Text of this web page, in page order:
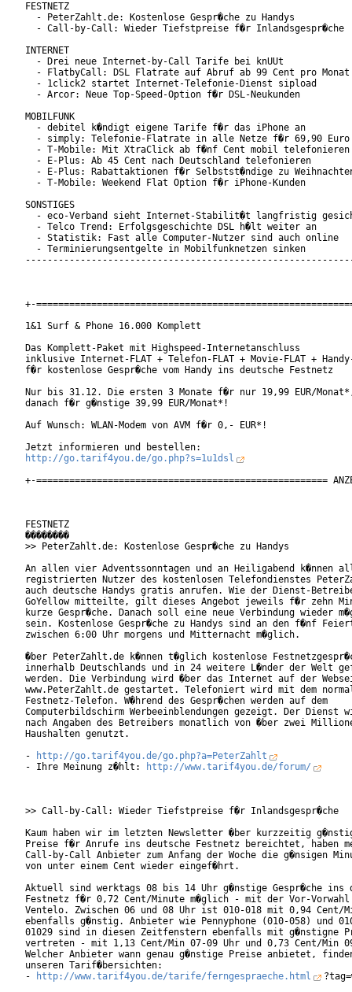
FESTNETZ
  - PeterZahlt.de: Kostenlose Gespr�che zu Handys
  - Call-by-Call: Wieder Tiefstpreise f�r Inlandsgespr�che
INTERNET
  - Drei neue Internet-by-Call Tarife bei knUUt
  - FlatbyCall: DSL Flatrate auf Abruf ab 99 Cent pro Monat
  - 1click2 startet Internet-Telefonie-Dienst sipload
  - Arcor: Neue Top-Speed-Option f�r DSL-Neukunden
MOBILFUNK
  - debitel k�ndigt eigene Tarife f�r das iPhone an
  - simply: Telefonie-Flatrate in alle Netze f�r 69,90 Euro
  - T-Mobile: Mit XtraClick ab f�nf Cent mobil telefonieren
  - E-Plus: Ab 45 Cent nach Deutschland telefonieren
- E-Plus: Rabattaktionen f�r Selbstst�ndige zu
  - T-Mobile: Weekend Flat Option f�r iPhone-Kunden
SONSTIGES
- eco-Verband sieht Internet-Stabilit�t langfristig
  - Telco Trend: Erfolgsgeschichte DSL h�lt weiter an
  - Statistik: Fast alle Computer-Nutzer sind auch online
  - Terminierungsentgelte in Mobilfunknetzen sinken
+-
1&1 Surf & Phone 16.000 Komplett
Das Komplett-Paket mit Highspeed-Internetanschluss
inklusive Internet-FLAT + Telefon-FLAT + Movie-FLAT + Handy-
f�r kostenlose Gespr�che vom Handy ins deutsche Festnetz
Nur bis 31.12. Die ersten 3 Monate f�r nur 19,99 EUR/
danach f�r g�nstige 39,99 EUR/Monat*!
Auf Wunsch: WLAN-Modem von AVM f�r 0,- EUR*!
http://go.tarif4you.de/go.php?s=1u1dsl
+-=====================================================
FESTNETZ
��������
>> PeterZahlt.de: Kostenlose Gespr�che zu Handys
An allen vier Adventssonntagen und an Heiligabend k�nnen
registrierten Nutzer des kostenlosen Telefondienstes
auch deutsche Handys gratis anrufen. Wie der Dienst-
GoYellow mitteilte, gilt dieses Angebot jeweils f�r zehn
kurze Gespr�che. Danach soll eine neue Verbindung wieder
sein. Kostenlose Gespr�che zu Handys sind an den f�nf
zwischen 6:00 Uhr morgens und Mitternacht m�glich.
�ber PeterZahlt.de k�nnen t�glich kostenlose
innerhalb Deutschlands und in 24 weitere L�nder der Welt
werden. Die Verbindung wird �ber das Internet auf der
www.PeterZahlt.de gestartet. Telefoniert wird mit dem
Festnetz-Telefon. W�hrend des Gespr�chen werden auf dem
Computerbildschirm Werbeeinblendungen gezeigt. Der Dienst
nach Angaben des Betreibers monatlich von �ber zwei
Haushalten genutzt.
-
http://go.tarif4you.de/go.php?a=PeterZahlt
- Ihre Meinung z�hlt:
http://www.tarif4you.de/forum/
>> Call-by-Call: Wieder Tiefstpreise f�r Inlandsgespr�che
Kaum haben wir im letzten Newsletter �ber kurzzeitig
Preise f�r Anrufe ins deutsche Festnetz bereichtet, haben
Call-by-Call Anbieter zum Anfang der Woche die g�nsigen
von unter einem Cent wieder eingef�hrt.
Aktuell sind werktags 08 bis 14 Uhr g�nstige Gespr�che ins
Festnetz f�r 0,72 Cent/Minute m�glich - mit der Vor-Vorwahl
Ventelo. Zwischen 06 und 08 Uhr ist 010-018 mit 0,94 Cent/
ebenfalls g�nstig. Anbieter wie Pennyphone (010-058) und
01029 sind in diesen Zeitfenstern ebenfalls mit g�nstigne
vertreten - mit 1,13 Cent/Min 07-09 Uhr und 0,73 Cent/Min
Welcher Anbieter wann genau g�nstige Preise anbietet,
unseren Tarif�bersichten:
-
http://www.tarif4you.de/tarife/ferngespraeche.html